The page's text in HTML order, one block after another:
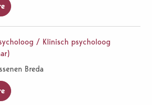
/ Klinisch psycholoog
Breda